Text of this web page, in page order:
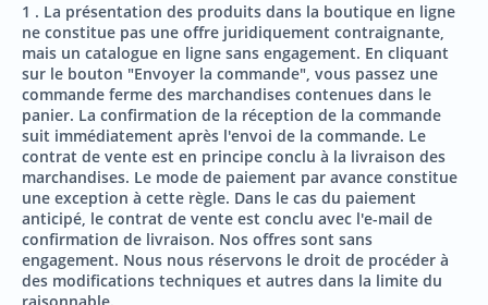
1 . La présentation des produits dans la boutique en ligne
ne constitue pas une offre juridiquement contraignante,
mais un catalogue en ligne sans engagement. En cliquant
sur le bouton "Envoyer la commande", vous passez une
commande ferme des marchandises contenues dans le
panier. La confirmation de la réception de la commande
suit immédiatement après l'envoi de la commande. Le
contrat de vente est en principe conclu à la livraison des
marchandises. Le mode de paiement par avance constitue
une exception à cette règle. Dans le cas du paiement
anticipé, le contrat de vente est conclu avec l'e-mail de
confirmation de livraison. Nos offres sont sans
engagement. Nous nous réservons le droit de procéder à
des modifications techniques et autres dans la limite du